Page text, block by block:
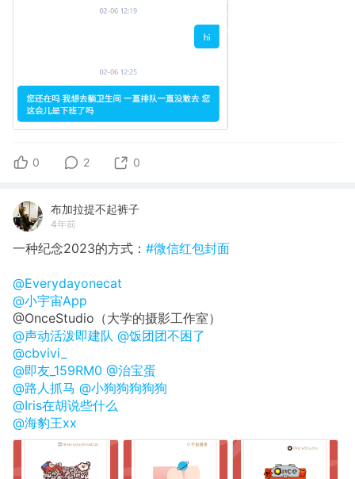
0 2 0
布加拉提不起裤子
4年前
一种纪念2023的方式： #微信红包封面
@Everydayonecat
@小宇宙App
@OnceStudio（大学的摄影工作室）
@声动活泼即建队 @饭团团不困了
@cbvivi_
@即友_159RM0 @治宝蛋
@路人抓马 @小狗狗狗狗狗
@Iris在胡说些什么
@海豹王xx